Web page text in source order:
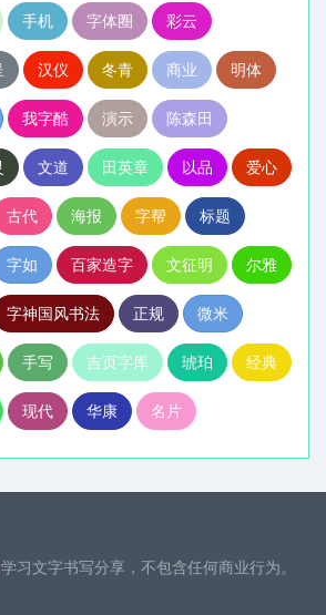
手机 字体圈 彩云
汉仪 冬青 商业 明体
我字酷 演示 陈森田
文道 田英章 以品 爱心
古代 海报 字帮 标题
字如 百家造字 文征明 尔雅
字神国风书法 正规 微米
手写 吉页字库 琥珀 经典
现代 华康 名片
习文字书写分享，不包含任何商业行为。